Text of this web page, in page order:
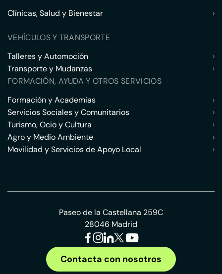
Clínicas, Salud y Bienestar
›
VEHÍCULOS Y TRANSPORTE
Talleres y Automoción
›
Transporte y Mudanzas
›
FORMACIÓN, AYUDA Y OTROS SERVICIOS
Formación y Academias
›
Servicios Sociales y Comunitarios
›
Turismo, Ocio y Cultura
›
Agro y Medio Ambiente
›
Movilidad y Servicios de Apoyo Local
›
Paseo de la Castellana 259C
28046 Madrid
Contacta con nosotros